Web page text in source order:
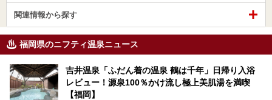
関連情報から探す
福岡県のニフティ温泉ニュース
吉井温泉「ふだん着の温泉 鶴は千年」日帰り入浴
レビュー！源泉100％かけ流し極上美肌湯を満喫
【福岡】